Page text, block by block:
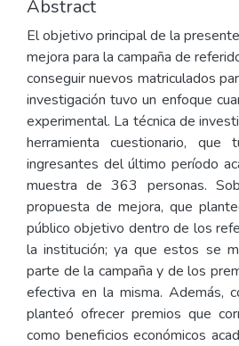
Abstract
El objetivo principal de la
mejora para la campaña de
conseguir nuevos matriculados
investigación tuvo un enfoque
experimental. La técnica de
herramienta cuestionario,
ingresantes del último período
muestra de 363 personas.
propuesta de mejora, que
público objetivo dentro de los
la institución; ya que estos se
parte de la campaña y de los
efectiva en la misma. Además,
planteó ofrecer premios que
como beneficios económicos